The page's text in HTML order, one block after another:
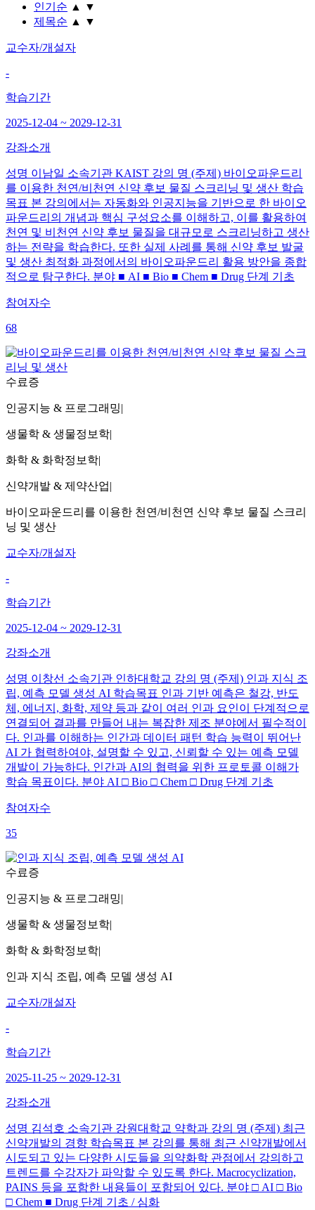
인기순 ▲
▼
제목순 ▲ ▼
교수자/개설자
-
학습기간
2025-12-04 ~ 2029-12-31
강좌소개
성명 이남일 소속기관 KAIST 강의 명 (주제) 바이오파운드리
를 이용한 천연/비천연 신약 후보 물질 스크리닝 및 생산 학습
목표 본 강의에서는 자동화와 인공지능을 기반으로 한 바이오
파운드리의 개념과 핵심 구성요소를 이해하고, 이를 활용하여
천연 및 비천연 신약 후보 물질을 대규모로 스크리닝하고 생산
하는 전략을 학습한다. 또한 실제 사례를 통해 신약 후보 발굴
및 생산 최적화 과정에서의 바이오파운드리 활용 방안을 종합
적으로 탐구한다. 분야 ■ AI ■ Bio ■ Chem ■ Drug 단계 기초
참여자수
68
수료증
인공지능 & 프로그래밍|
생물학 & 생물정보학|
화학 & 화학정보학|
신약개발 & 제약산업|
바이오파운드리를 이용한 천연/비천연 신약 후보 물질 스크리
닝 및 생산
교수자/개설자
-
학습기간
2025-12-04 ~ 2029-12-31
강좌소개
성명 이창선 소속기관 인하대학교 강의 명 (주제) 인과 지식 조
립, 예측 모델 생성 AI 학습목표 인과 기반 예측은 철강, 반도
체, 에너지, 화학, 제약 등과 같이 여러 인과 요인이 단계적으로
연결되어 결과를 만들어 내는 복잡한 제조 분야에서 필수적이
다. 인과를 이해하는 인간과 데이터 패턴 학습 능력이 뛰어난
AI 가 협력하여야, 설명할 수 있고, 신뢰할 수 있는 예측 모델
개발이 가능하다. 인간과 AI의 협력을 위한 프로토콜 이해가
학습 목표이다. 분야 AI □ Bio □ Chem □ Drug 단계 기초
참여자수
35
수료증
인공지능 & 프로그래밍|
생물학 & 생물정보학|
화학 & 화학정보학|
인과 지식 조립, 예측 모델 생성 AI
교수자/개설자
-
학습기간
2025-11-25 ~ 2029-12-31
강좌소개
성명 김석호 소속기관 강원대학교 약학과 강의 명 (주제) 최근
신약개발의 경향 학습목표 본 강의를 통해 최근 신약개발에서
시도되고 있는 다양한 시도들을 의약화학 관점에서 강의하고
트렌드를 수강자가 파악할 수 있도록 한다. Macrocyclization,
PAINS 등을 포함한 내용들이 포함되어 있다. 분야 □ AI □ Bio
□ Chem ■ Drug 단계 기초 / 심화